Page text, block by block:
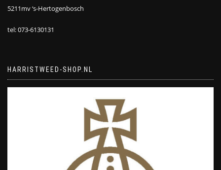
5211mv ‘s-Hertogenbosch
tel: 073-6130131
HARRISTWEED-SHOP.NL